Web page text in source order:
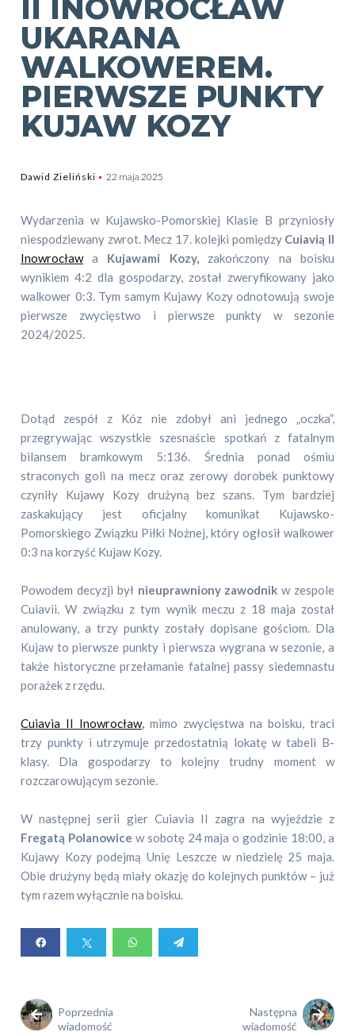
II INOWROCŁAW
UKARANA
WALKOWEREM.
PIERWSZE PUNKTY
KUJAW KOZY
Dawid Zieliński 22 maja 2025
Wydarzenia w Kujawsko-Pomorskiej Klasie B przyniosły
niespodziewany zwrot. Mecz 17. kolejki pomiędzy Cuiavią II
Inowrocława Kujawami Kozy, zakończony na boisku
wynikiem 4:2 dla gospodarzy, został zweryfikowany jako
walkower 0:3. Tym samym Kujawy Kozy odnotowują swoje
pierwsze zwycięstwo i pierwsze punkty w sezonie
2024/2025.
Dotąd zespół z Kóz nie zdobył ani jednego „oczka”,
przegrywając wszystkie szesnaście spotkań z fatalnym
bilansem bramkowym 5:136. Średnia ponad ośmiu
straconych goli na mecz oraz zerowy dorobek punktowy
czyniły Kujawy Kozy drużyną bez szans. Tym bardziej
zaskakujący jest oficjalny komunikat Kujawsko-
Pomorskiego Związku Piłki Nożnej, który ogłosił walkower
0:3 na korzyść Kujaw Kozy.
Powodem decyzji był nieuprawniony zawodnikw zespole
Cuiavii. W związku z tym wynik meczu z 18 maja został
anulowany, a trzy punkty zostały dopisane gościom. Dla
Kujaw to pierwsze punkty i pierwsza wygrana w sezonie, a
także historyczne przełamanie fatalnej passy siedemnastu
porażek z rzędu.
Cuiavia II Inowrocław, mimo zwycięstwa na boisku, traci
trzy punkty i utrzymuje przedostatnią lokatę w tabeli B-
klasy. Dla gospodarzy to kolejny trudny moment w
rozczarowującym sezonie.
W następnej serii gier Cuiavia II zagra na wyjeździe z
Fregatą Polanowice w sobotę 24 maja o godzinie 18:00, a
Kujawy Kozy podejmą Unię Leszcze w niedzielę 25 maja.
Obie drużyny będą miały okazję do kolejnych punktów – już
tym razem wyłącznie na boisku.
Poprzednia
wiadomość
Następna
wiadomość